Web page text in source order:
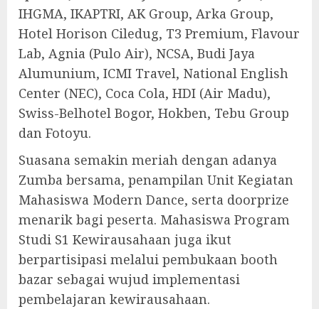
IHGMA, IKAPTRI, AK Group, Arka Group,
Hotel Horison Ciledug, T3 Premium, Flavour
Lab, Agnia (Pulo Air), NCSA, Budi Jaya
Alumunium, ICMI Travel, National English
Center (NEC), Coca Cola, HDI (Air Madu),
Swiss-Belhotel Bogor, Hokben, Tebu Group
dan Fotoyu.
Suasana semakin meriah dengan adanya
Zumba bersama, penampilan Unit Kegiatan
Mahasiswa Modern Dance, serta doorprize
menarik bagi peserta. Mahasiswa Program
Studi S1 Kewirausahaan juga ikut
berpartisipasi melalui pembukaan booth
bazar sebagai wujud implementasi
pembelajaran kewirausahaan.